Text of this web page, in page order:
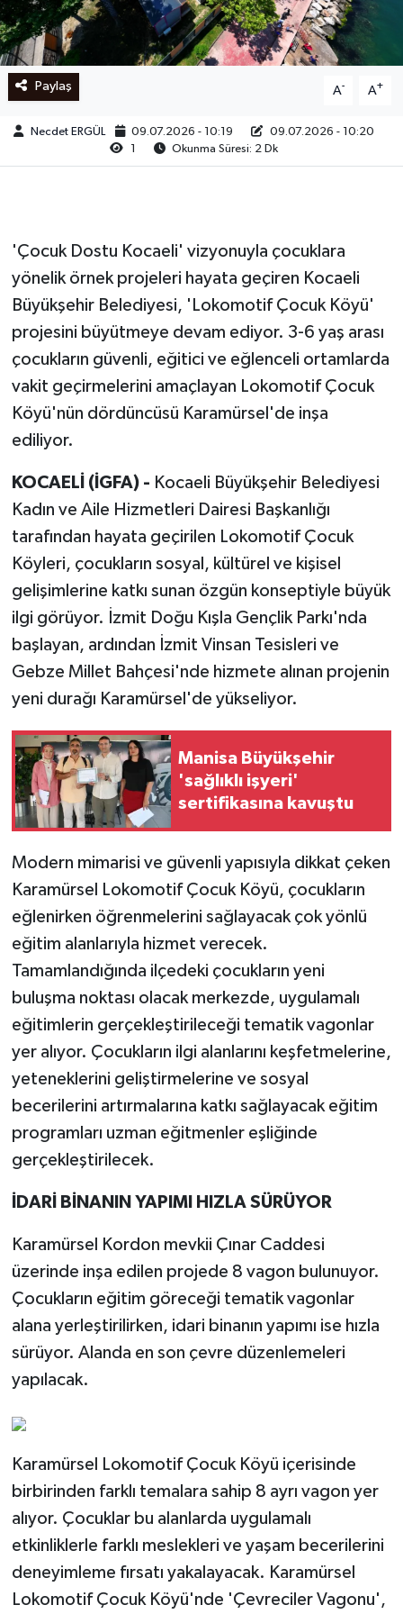
Paylaş A- A+
Necdet ERGÜL 09.07.2026 - 10:19
09.07.2026 - 10:20
1
Okunma Süresi: 2 Dk
'Çocuk Dostu Kocaeli' vizyonuyla çocuklara
yönelik örnek projeleri hayata geçiren Kocaeli
Büyükşehir Belediyesi, 'Lokomotif Çocuk Köyü'
projesini büyütmeye devam ediyor. 3-6 yaş arası
çocukların güvenli, eğitici ve eğlenceli ortamlarda
vakit geçirmelerini amaçlayan Lokomotif Çocuk
Köyü'nün dördüncüsü Karamürsel'de inşa
ediliyor.
KOCAELİ (İGFA) - Kocaeli Büyükşehir Belediyesi
Kadın ve Aile Hizmetleri Dairesi Başkanlığı
tarafından hayata geçirilen Lokomotif Çocuk
Köyleri, çocukların sosyal, kültürel ve kişisel
gelişimlerine katkı sunan özgün konseptiyle büyük
ilgi görüyor. İzmit Doğu Kışla Gençlik Parkı'nda
başlayan, ardından İzmit Vinsan Tesisleri ve
Gebze Millet Bahçesi'nde hizmete alınan projenin
yeni durağı Karamürsel'de yükseliyor.
Manisa Büyükşehir
'sağlıklı işyeri'
sertifikasına kavuştu
Modern mimarisi ve güvenli yapısıyla dikkat çeken
Karamürsel Lokomotif Çocuk Köyü, çocukların
eğlenirken öğrenmelerini sağlayacak çok yönlü
eğitim alanlarıyla hizmet verecek.
Tamamlandığında ilçedeki çocukların yeni
buluşma noktası olacak merkezde, uygulamalı
eğitimlerin gerçekleştirileceği tematik vagonlar
yer alıyor. Çocukların ilgi alanlarını keşfetmelerine,
yeteneklerini geliştirmelerine ve sosyal
becerilerini artırmalarına katkı sağlayacak eğitim
programları uzman eğitmenler eşliğinde
gerçekleştirilecek.
İDARİ BİNANIN YAPIMI HIZLA SÜRÜYOR
Karamürsel Kordon mevkii Çınar Caddesi
üzerinde inşa edilen projede 8 vagon bulunuyor.
Çocukların eğitim göreceği tematik vagonlar
alana yerleştirilirken, idari binanın yapımı ise hızla
sürüyor. Alanda en son çevre düzenlemeleri
yapılacak.
Karamürsel Lokomotif Çocuk Köyü içerisinde
birbirinden farklı temalara sahip 8 ayrı vagon yer
alıyor. Çocuklar bu alanlarda uygulamalı
etkinliklerle farklı meslekleri ve yaşam becerilerini
deneyimleme fırsatı yakalayacak. Karamürsel
Lokomotif Çocuk Köyü'nde 'Çevreciler Vagonu',
Ege
İzmir
İletişim
Künye